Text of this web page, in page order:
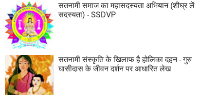
सतनामी समाज का महासदस्यता अभियान (शीघ्र लें
सदस्यता) - SSDVP
सतनामी संस्कृति के खिलाफ है होलिका दहन - गुरु
घासीदास के जीवन दर्शन पर आधारित लेख